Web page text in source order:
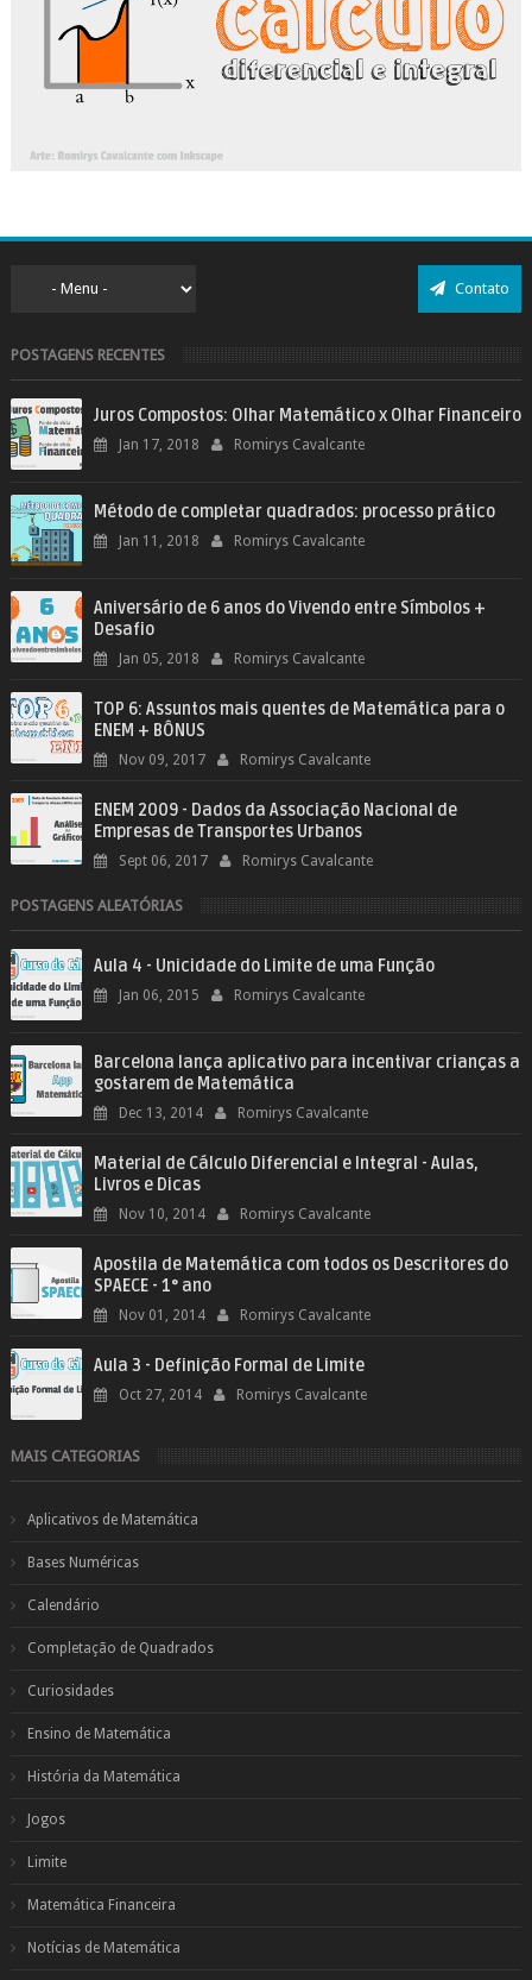
Contato
POSTAGENS RECENTES
Juros Compostos: Olhar Matemático x Olhar Financeiro
Jan 17, 2018 Romirys Cavalcante
Método de completar quadrados: processo prático
Jan 11, 2018 Romirys Cavalcante
Aniversário de 6 anos do Vivendo entre Símbolos +
Desafio
Jan 05, 2018 Romirys Cavalcante
TOP 6: Assuntos mais quentes de Matemática para o
ENEM + BÔNUS
Nov 09, 2017 Romirys Cavalcante
ENEM 2009 - Dados da Associação Nacional de
Empresas de Transportes Urbanos
Sept 06, 2017 Romirys Cavalcante
POSTAGENS ALEATÓRIAS
Aula 4 - Unicidade do Limite de uma Função
Jan 06, 2015 Romirys Cavalcante
Barcelona lança aplicativo para incentivar crianças a
gostarem de Matemática
Dec 13, 2014 Romirys Cavalcante
Material de Cálculo Diferencial e Integral - Aulas,
Livros e Dicas
Nov 10, 2014 Romirys Cavalcante
Apostila de Matemática com todos os Descritores do
SPAECE - 1° ano
Nov 01, 2014 Romirys Cavalcante
Aula 3 - Definição Formal de Limite
Oct 27, 2014 Romirys Cavalcante
MAIS CATEGORIAS
Aplicativos de Matemática
Bases Numéricas
Calendário
Completação de Quadrados
Curiosidades
Ensino de Matemática
História da Matemática
Jogos
Limite
Matemática Financeira
Notícias de Matemática